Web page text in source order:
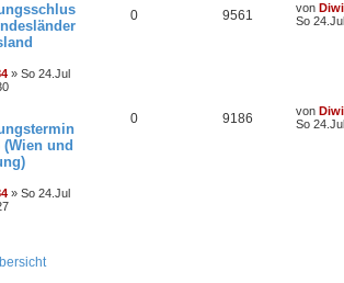
» So 24.Jul
0 9561 von
So
(Wien und
» So 24.Jul
0 9186 von
So